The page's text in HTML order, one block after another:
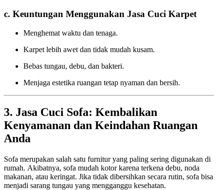
c. Keuntungan Menggunakan Jasa Cuci Karpet
Menghemat waktu dan tenaga.
Karpet lebih awet dan tidak mudah kusam.
Bebas tungau, debu, dan bakteri.
Menjaga estetika ruangan tetap nyaman dan bersih.
3. Jasa Cuci Sofa: Kembalikan
Kenyamanan dan Keindahan Ruangan
Anda
Sofa merupakan salah satu furnitur yang paling sering digunakan di
rumah. Akibatnya, sofa mudah kotor karena terkena debu, noda
makanan, atau keringat. Jika tidak dibersihkan secara rutin, sofa bisa
menjadi sarang tungau yang mengganggu kesehatan.